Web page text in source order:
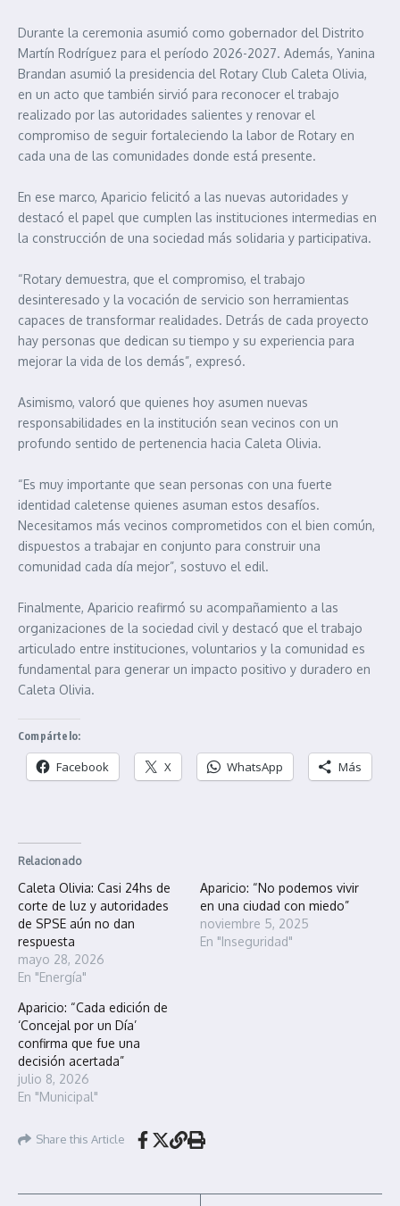
Durante la ceremonia asumió como gobernador del Distrito
Martín Rodríguez para el período 2026-2027. Además, Yanina
Brandan asumió la presidencia del Rotary Club Caleta Olivia,
en un acto que también sirvió para reconocer el trabajo
realizado por las autoridades salientes y renovar el
compromiso de seguir fortaleciendo la labor de Rotary en
cada una de las comunidades donde está presente.
En ese marco, Aparicio felicitó a las nuevas autoridades y
destacó el papel que cumplen las instituciones intermedias en
la construcción de una sociedad más solidaria y participativa.
“Rotary demuestra, que el compromiso, el trabajo
desinteresado y la vocación de servicio son herramientas
capaces de transformar realidades. Detrás de cada proyecto
hay personas que dedican su tiempo y su experiencia para
mejorar la vida de los demás”, expresó.
Asimismo, valoró que quienes hoy asumen nuevas
responsabilidades en la institución sean vecinos con un
profundo sentido de pertenencia hacia Caleta Olivia.
“Es muy importante que sean personas con una fuerte
identidad caletense quienes asuman estos desafíos.
Necesitamos más vecinos comprometidos con el bien común,
dispuestos a trabajar en conjunto para construir una
comunidad cada día mejor”, sostuvo el edil.
Finalmente, Aparicio reafirmó su acompañamiento a las
organizaciones de la sociedad civil y destacó que el trabajo
articulado entre instituciones, voluntarios y la comunidad es
fundamental para generar un impacto positivo y duradero en
Caleta Olivia.
Compártelo:
Facebook X WhatsApp Más
Relacionado
Caleta Olivia: Casi 24hs de
corte de luz y autoridades
de SPSE aún no dan
respuesta
mayo 28, 2026
En "Energía"
Aparicio: “No podemos vivir
en una ciudad con miedo”
noviembre 5, 2025
En "Inseguridad"
Aparicio: “Cada edición de
‘Concejal por un Día’
confirma que fue una
decisión acertada”
julio 8, 2026
En "Municipal"
Share this Article